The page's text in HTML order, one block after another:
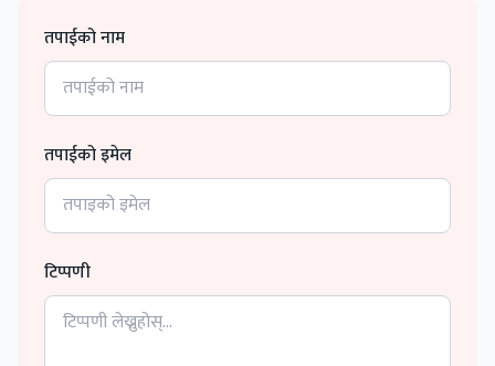
तपाईको नाम
तपाईको इमेल
टिप्पणी